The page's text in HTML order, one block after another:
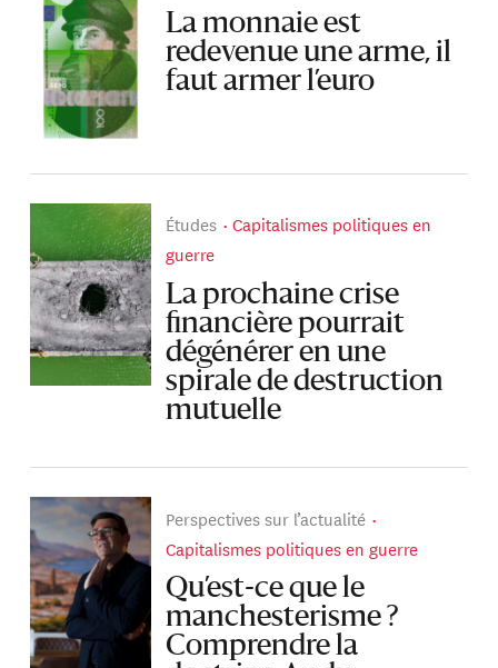
La monnaie est
redevenue une arme, il
faut armer l’euro
Études
Capitalismes politiques en
guerre
La prochaine crise
financière pourrait
dégénérer en une
spirale de destruction
mutuelle
Perspectives sur l’actualité
Capitalismes politiques en guerre
Qu’est-ce que le
manchesterisme ?
Comprendre la